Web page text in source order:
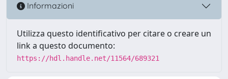
Informazioni
Utilizza questo identificativo per citare o creare un
link a questo documento:
https://hdl.handle.net/11564/689321